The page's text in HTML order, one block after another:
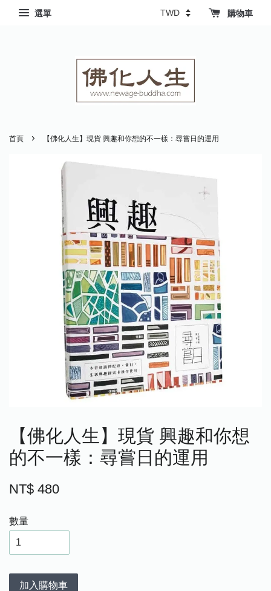
選單 購物車
首頁 › 【佛化人生】現貨 興趣和你想的不一樣：尋嘗日的運用
【佛化人生】現貨 興趣和你想
的不一樣：尋嘗日的運用
NT$ 480
數量
加入購物車